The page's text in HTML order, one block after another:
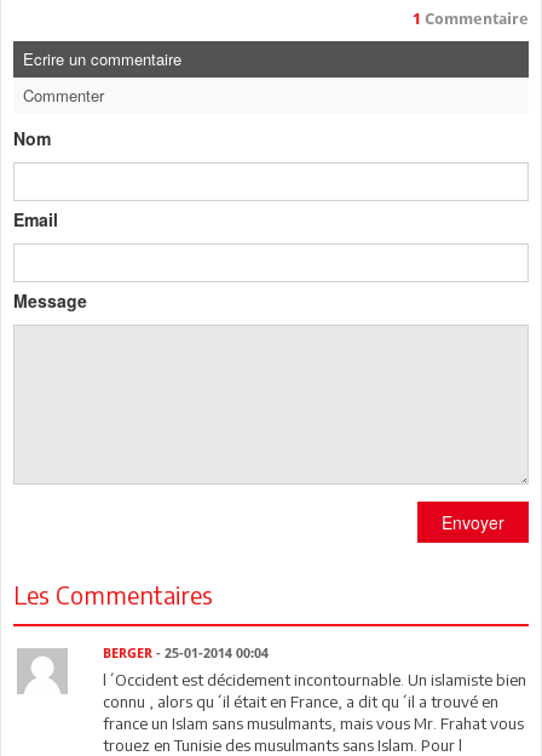
1 Commentaire
Ecrire un commentaire
Commenter
Nom
Email
Message
Envoyer
Les Commentaires
BERGER - 25-01-2014 00:04
l´Occident est décidement incontournable. Un islamiste bien
connu , alors qu´il était en France, a dit qu´il a trouvé en
france un Islam sans musulmants, mais vous Mr. Frahat vous
trouez en Tunisie des musulmants sans Islam. Pour l